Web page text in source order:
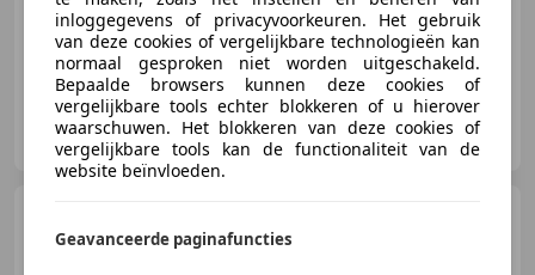
Van Essen Auto's
NL-8071 GD NUNSPEET
Variant
inloggegevens of privacyvoorkeuren. Het gebruik
van deze cookies of vergelijkbare technologieën kan
normaal gesproken niet worden uitgeschakeld.
Bepaalde browsers kunnen deze cookies of
vergelijkbare tools echter blokkeren of u hierover
waarschuwen. Het blokkeren van deze cookies of
vergelijkbare tools kan de functionaliteit van de
website beïnvloeden.
Geavanceerde paginafuncties